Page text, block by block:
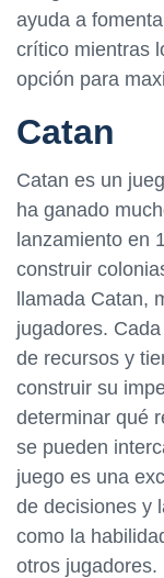
ayuda a
crítico mientras
opción para
Catan
Catan es un
ha ganado
lanzamiento en
construir
llamada Catan,
jugadores.
de recursos y
construir su
determinar qué
se pueden
juego es una
de decisiones y
como la
otros jugadores.